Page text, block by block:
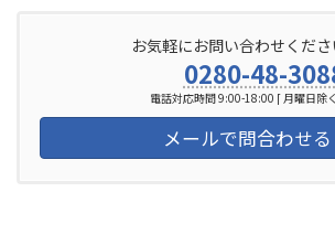
お気軽にお問い合わせくださ
0280-48-
電話対応時間 9:00-18:00 [ 月曜日除
メールで問合わせる